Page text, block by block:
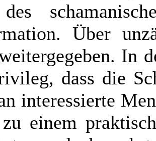
Über
In
dass die
interessierte
einem